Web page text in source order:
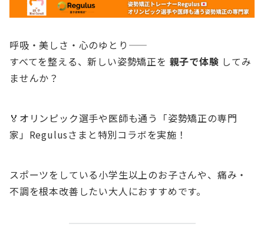
呼吸・美しさ・心のゆとり——
すべてを整える、新しい姿勢矯正を 親子で体験 してみ
ませんか？
🏅オリンピック選手や医師も通う「姿勢矯正の専門
家」Regulusさまと特別コラボを実施！
スポーツをしている小学生以上のお子さんや、痛み・
不調を根本改善したい大人におすすめです。